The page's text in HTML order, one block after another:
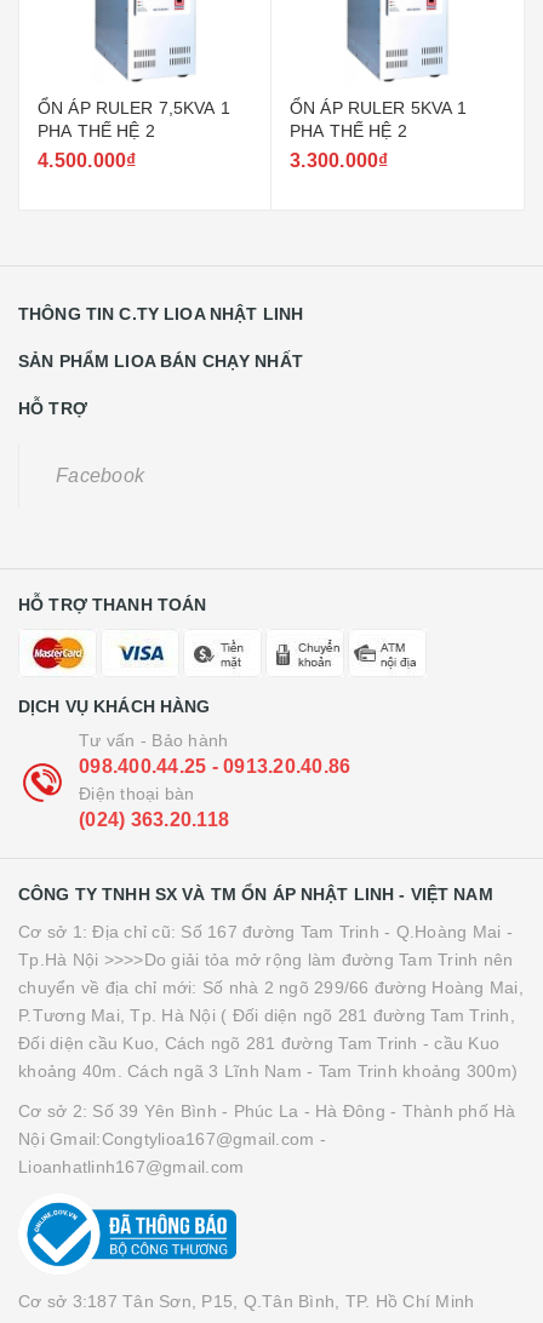
ỔN ÁP RULER 7,5KVA 1
PHA THẾ HỆ 2
4.500.000₫
ỔN ÁP RULER 5KVA 1
PHA THẾ HỆ 2
3.300.000₫
THÔNG TIN C.TY LIOA NHẬT LINH
SẢN PHẨM LIOA BÁN CHẠY NHẤT
HỖ TRỢ
Facebook
HỖ TRỢ THANH TOÁN
DỊCH VỤ KHÁCH HÀNG
Tư vấn - Bảo hành
098.400.44.25 - 0913.20.40.86
Điện thoại bàn
(024) 363.20.118
CÔNG TY TNHH SX VÀ TM ỔN ÁP NHẬT LINH - VIỆT NAM
Cơ sở 1: Địa chỉ cũ: Số 167 đường Tam Trinh - Q.Hoàng Mai -
Tp.Hà Nội >>>>Do giải tỏa mở rộng làm đường Tam Trinh nên
chuyển về địa chỉ mới: Số nhà 2 ngõ 299/66 đường Hoàng Mai,
P.Tương Mai, Tp. Hà Nội ( Đối diện ngõ 281 đường Tam Trinh,
Đối diện cầu Kuo, Cách ngõ 281 đường Tam Trinh - cầu Kuo
khoảng 40m. Cách ngã 3 Lĩnh Nam - Tam Trinh khoảng 300m)
Cơ sở 2: Số 39 Yên Bình - Phúc La - Hà Đông - Thành phố Hà
Nội Gmail:Congtylioa167@gmail.com -
Lioanhatlinh167@gmail.com
Cơ sở 3:187 Tân Sơn, P15, Q.Tân Bình, TP. Hồ Chí Minh